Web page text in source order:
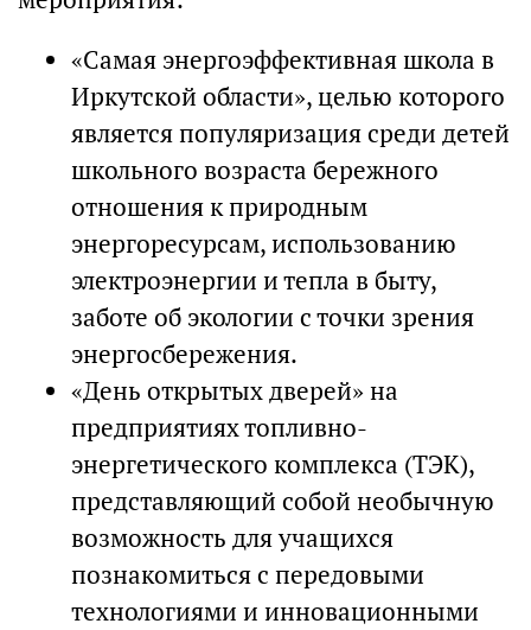
«Самая энергоэффективная школа в
Иркутской области», целью которого
является популяризация среди детей
школьного возраста бережного
отношения к природным
энергоресурсам, использованию
электроэнергии и тепла в быту,
заботе об экологии с точки зрения
энергосбережения.
«День открытых дверей» на
предприятиях топливно-
энергетического комплекса (ТЭК),
представляющий собой необычную
возможность для учащихся
познакомиться с передовыми
технологиями и инновационными